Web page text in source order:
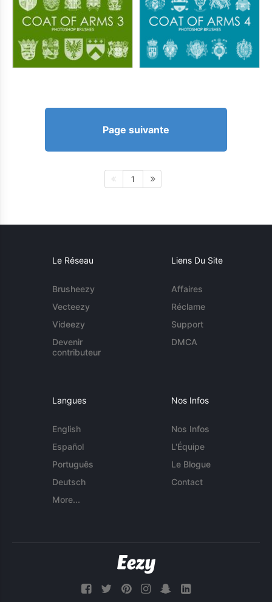
Page suivante
1
Le Réseau
Brusheezy
Vecteezy
Videezy
Devenir
contributeur
Liens Du Site
Affaires
Réclame
Support
DMCA
Langues
English
Español
Português
Deutsch
More...
Nos Infos
Nos Infos
L'Équipe
Le Blogue
Contact